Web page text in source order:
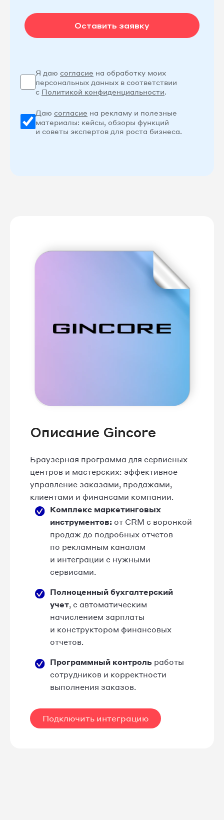
Оставить заявку
Я даю согласие на обработку моих
персональных данных в соответствии
с Политикой конфиденциальности.
Даю согласие на рекламу и полезные
материалы: кейсы, обзоры функций
и советы экспертов для роста бизнеса.
Описание Gincore
Браузерная программа для сервисных
центров и мастерских: эффективное
управление заказами, продажами,
клиентами и финансами компании.
Комплекс маркетинговых
инструментов: от CRM с воронкой
продаж до подробных отчетов
по рекламным каналам
и интеграции с нужными
сервисами.
Полноценный бухгалтерский
учет, с автоматическим
начислением зарплаты
и конструктором финансовых
отчетов.
Программный контроль работы
сотрудников и корректности
выполнения заказов.
Подключить интеграцию